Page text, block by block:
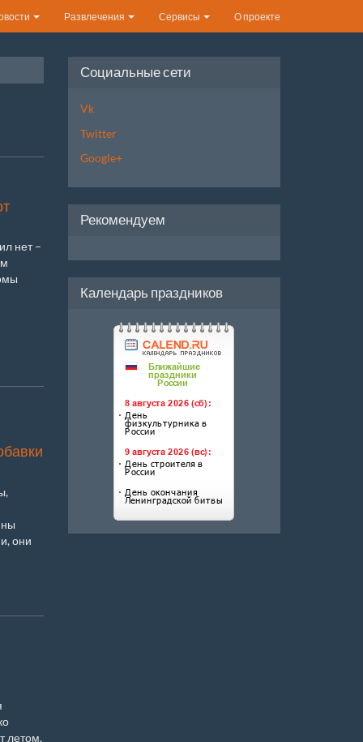
Развлечения Сервисы О проекте
нет –
они
летом,
Социальные сети
Vk
Twitter
Google+
Рекомендуем
Календарь праздников